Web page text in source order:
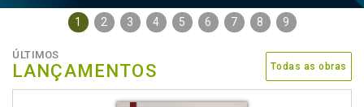
1 2 3 4 5 6 7 8 9
ÚLTIMOS
LANÇAMENTOS Todas as obras